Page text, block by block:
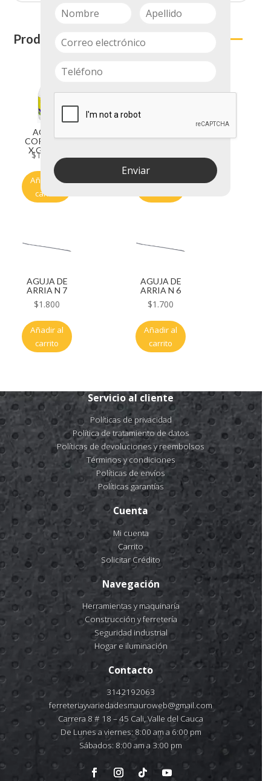
Productos relacionados
ACIDO
CORRINTE
X GALON
$14.050
Añadir al
carrito
BLANCA 4.8
DSF 3252
$10.700
AGUJA DE
ARRIA N 7
$1.800
Añadir al
carrito
AGUJA DE
ARRIA N 6
$1.700
Añadir al
carrito
Servicio al cliente
Políticas de privacidad
Política de tratamiento de datos
Políticas de devoluciones y reembolsos
Términos y condiciones
Políticas de envíos
Políticas garantías
Cuenta
Mi cuenta
Carrito
Solicitar Crédito
Navegación
Herramientas y maquinaría
Construcción y ferretería
Seguridad industrial
Hogar e iluminación
Contacto
3142192063
ferreteriayvariedadesmauroweb@gmail.com
Carrera 8 # 18 – 45 Cali, Valle del Cauca
De Lunes a viernes: 8:00 am a 6:00 pm
Sábados: 8:00 am a 3:00 pm
Enviar